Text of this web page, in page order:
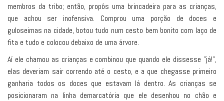
membros da tribo; então, propôs uma brincadeira para as crianças,
que achou ser inofensiva. Comprou uma porção de doces e
guloseimas na cidade, botou tudo num cesto bem bonito com laço de
fita e tudo e colocou debaixo de uma árvore.
Aí ele chamou as crianças e combinou que quando ele dissesse "já!",
elas deveriam sair correndo até o cesto, e a que chegasse primeiro
ganharia todos os doces que estavam lá dentro. As crianças se
posicionaram na linha demarcatória que ele desenhou no chão e